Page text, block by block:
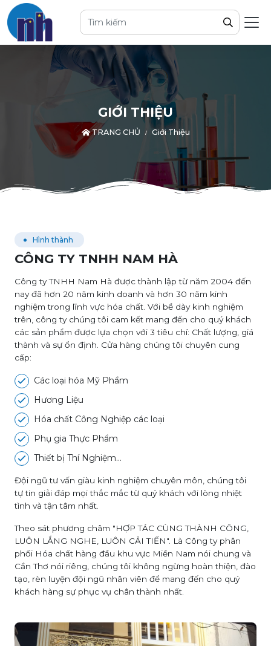
GIỚI THIỆU
TRANG CHỦ Giới Thiệu
Hình thành
CÔNG TY TNHH NAM HÀ
Công ty TNHH Nam Hà được thành lập từ năm 2004 đến
nay đã hơn 20 năm kinh doanh và hơn 30 năm kinh
nghiệm trong lĩnh vực hóa chất. Với bề dày kinh nghiệm
trên, công ty chúng tôi cam kết mang đến cho quý khách
các sản phẩm được lựa chọn với 3 tiêu chí: Chất lượng, giá
thành và sự ổn định. Cửa hàng chúng tôi chuyên cung
cấp:
Các loại hóa Mỹ Phẩm
Hương Liệu
Hóa chất Công Nghiệp các loại
Phụ gia Thực Phẩm
Thiết bị Thí Nghiệm...
Đội ngũ tư vấn giàu kinh nghiệm chuyên môn, chúng tôi
tự tin giải đáp mọi thắc mắc từ quý khách với lòng nhiệt
tình và tận tâm nhất.
Theo sát phương châm "HỢP TÁC CÙNG THÀNH CÔNG,
LUÔN LẮNG NGHE, LUÔN CẢI TIẾN". Là Công ty phân
phối Hóa chất hàng đầu khu vực Miền Nam nói chung và
Cần Thơ nói riêng, chúng tôi không ngừng hoàn thiện, đào
tạo, rèn luyện đội ngũ nhân viên để mang đến cho quý
khách hàng sự phục vụ chân thành nhất.